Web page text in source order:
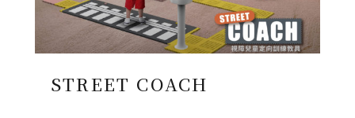
STREET COACH